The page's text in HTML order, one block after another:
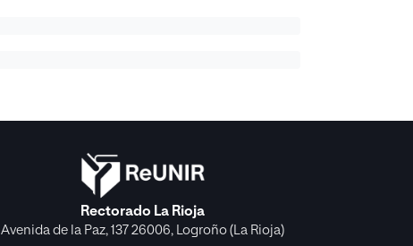
Rectorado La Rioja
Avenida de la Paz, 137 26006, Logroño (La Rioja)